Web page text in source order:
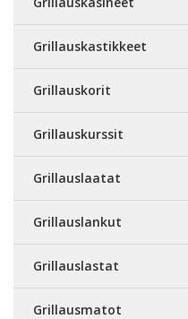
Grillauskastikkeet
Grillauskorit
Grillauskurssit
Grillauslaatat
Grillauslankut
Grillauslastat
Grillausmatot